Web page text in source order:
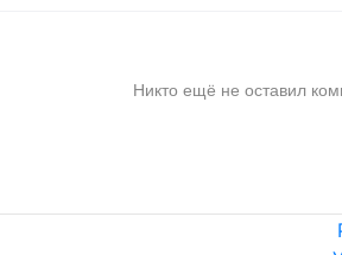
Никто ещё не оставил